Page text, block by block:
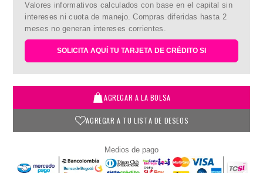
Valores informativos calculados con base en el capital sin
intereses ni cuota de manejo. Compras diferidas hasta 2
meses no generan intereses corrientes.
SOLICITA AQUÍ TU TARJETA DE CRÉDITO SI
AGREGAR A LA BOLSA
AGREGAR A TU LISTA DE DESEOS
Medios de pago